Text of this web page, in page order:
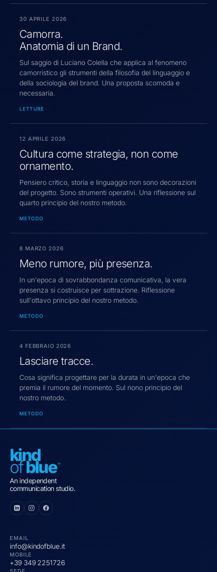
30 APRILE 2026
Camorra.
Anatomia di un Brand.
Sul saggio di Luciano Colella che applica al fenomeno
camorristico gli strumenti della filosofia del linguaggio e
della sociologia del brand. Una proposta scomoda e
necessaria.
LETTURE
12 APRILE 2026
Cultura come strategia, non come
ornamento.
Pensiero critico, storia e linguaggio non sono decorazioni
del progetto. Sono strumenti operativi. Una riflessione sul
quarto principio del nostro metodo.
METODO
8 MARZO 2026
Meno rumore, più presenza.
In un'epoca di sovrabbondanza comunicativa, la vera
presenza si costruisce per sottrazione. Riflessione
sull'ottavo principio del nostro metodo.
METODO
4 FEBBRAIO 2026
Lasciare tracce.
Cosa significa progettare per la durata in un'epoca che
premia il rumore del momento. Sul nono principio del
nostro metodo.
METODO
kind
ofblue
An independent
communication studio.
EMAIL
info@kindofblue.it
MOBILE
+39 349 2251726